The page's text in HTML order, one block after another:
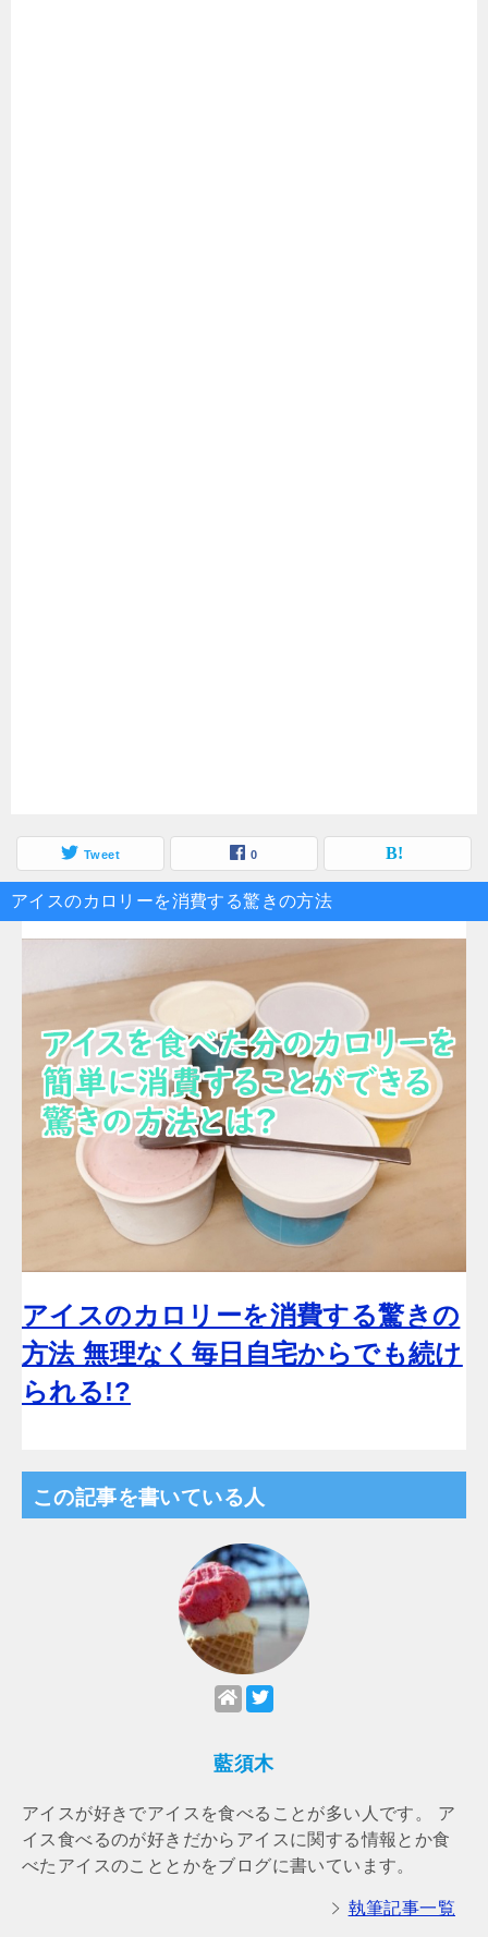
Tweet 0
アイスのカロリーを消費する驚きの方法
アイスのカロリーを消費する驚きの
方法 無理なく毎日自宅からでも続け
られる!?
この記事を書いている人
藍須木
アイスが好きでアイスを食べることが多い人です。 ア
イス食べるのが好きだからアイスに関する情報とか食
べたアイスのこととかをブログに書いています。
執筆記事一覧